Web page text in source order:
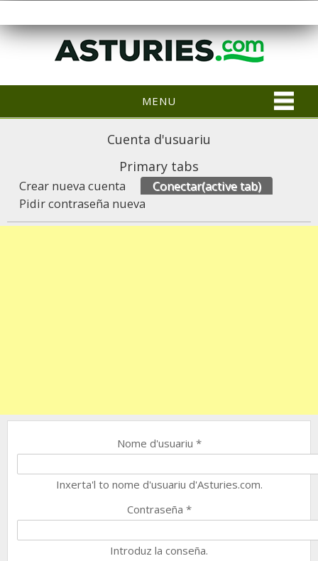
MENU
Cuenta d'usuariu
Primary tabs
Crear nueva cuenta Conectar(active tab)
Pidir contraseña nueva
Nome d'usuariu *
Inxerta'l to nome d'usuariu d'Asturies.com.
Contraseña *
Introduz la conseña.